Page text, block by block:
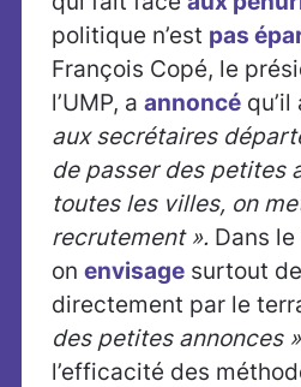
politique n’est pas
François Copé, le
l’UMP, a annoncé
aux secrétaires
de passer des petites
toutes les villes, on
recrutement ». Dans
on envisage surtout
directement par le
des petites annonces »
l’efficacité des